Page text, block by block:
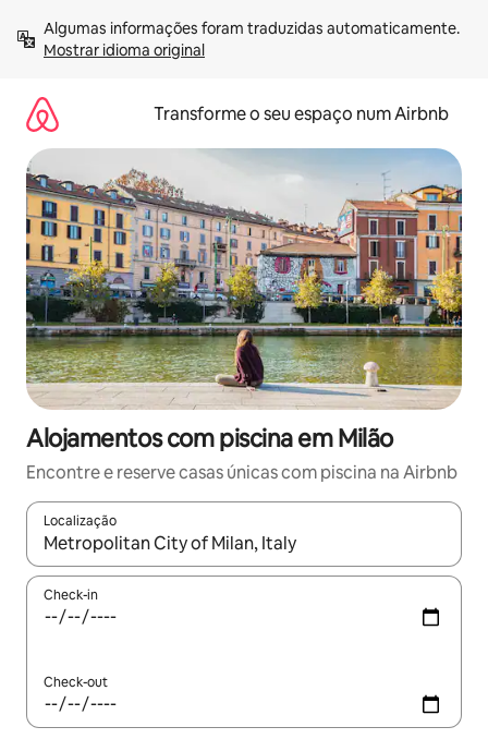
para
Mostrar idioma original
Transforme o seu espaço num Airbnb
Alojamentos com piscina em Milão
Encontre e reserve casas únicas com piscina na Airbnb
Localização
Quando os resultados estiverem disponíveis, navegue com
Check-in
Check-out